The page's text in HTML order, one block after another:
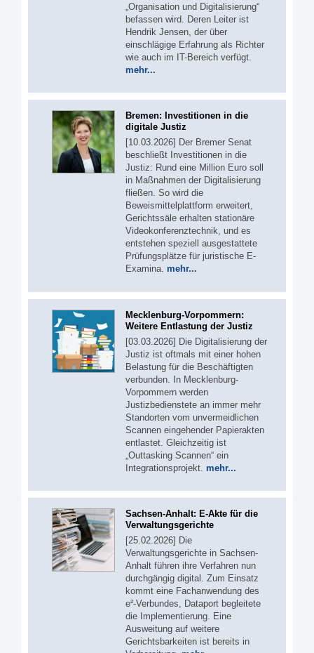
„Organisation und Digitalisierung“
befassen wird. Deren Leiter ist
Hendrik Jensen, der über
einschlägige Erfahrung als Richter
wie auch im IT-Bereich verfügt.
mehr...
Bremen: Investitionen in die
digitale Justiz
[10.03.2026] Der Bremer Senat
beschließt Investitionen in die
Justiz: Rund eine Million Euro soll
in Maßnahmen der Digitalisierung
fließen. So wird die
Beweismittelplattform erweitert,
Gerichtssäle erhalten stationäre
Videokonferenztechnik, und es
entstehen speziell ausgestattete
Prüfungsplätze für juristische E-
Examina. mehr...
Mecklenburg-Vorpommern:
Weitere Entlastung der Justiz
[03.03.2026] Die Digitalisierung der
Justiz ist oftmals mit einer hohen
Belastung für die Beschäftigten
verbunden. In Mecklenburg-
Vorpommern werden
Justizbedienstete an immer mehr
Standorten vom unvermeidlichen
Scannen eingehender Papierakten
entlastet. Gleichzeitig ist
„Outtasking Scannen“ ein
Integrationsprojekt. mehr...
Sachsen-Anhalt: E-Akte für die
Verwaltungsgerichte
[25.02.2026] Die
Verwaltungsgerichte in Sachsen-
Anhalt führen ihre Verfahren nun
durchgängig digital. Zum Einsatz
kommt eine Fachanwendung des
e²-Verbundes, Dataport begleitete
die Implementierung. Eine
Ausweitung auf weitere
Gerichtsbarkeiten ist bereits in